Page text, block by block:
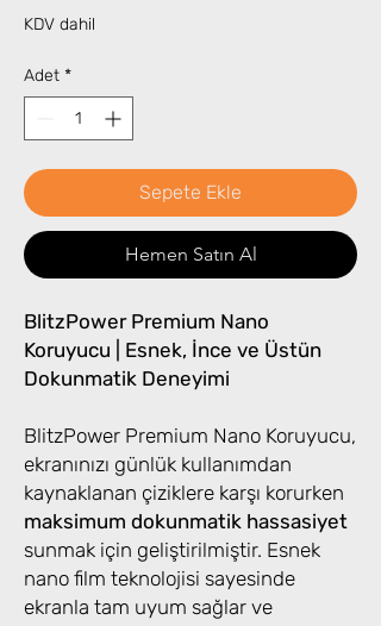
KDV dahil
Adet *
Sepete Ekle
Hemen Satın Al
BlitzPower Premium Nano
Koruyucu | Esnek, İnce ve Üstün
Dokunmatik Deneyimi
BlitzPower Premium Nano Koruyucu,
ekranınızı günlük kullanımdan
kaynaklanan çiziklere karşı korurken
maksimum dokunmatik hassasiyet
sunmak için geliştirilmiştir. Esnek
nano film teknolojisi sayesinde
ekranla tam uyum sağlar ve